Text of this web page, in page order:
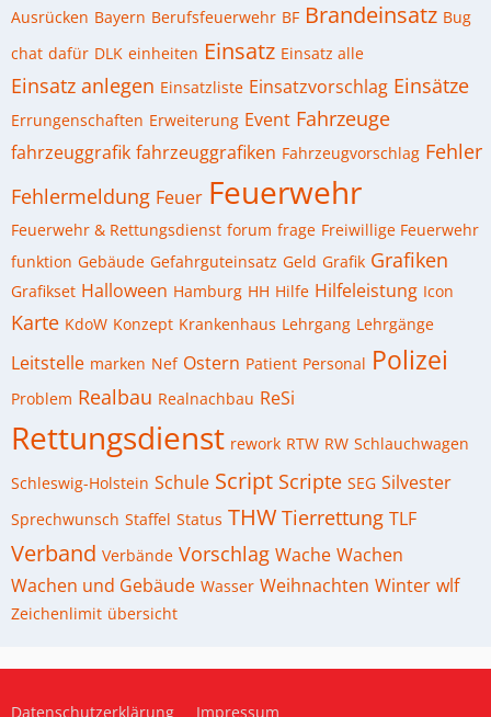
Ausrücken Bayern Berufsfeuerwehr BF Brandeinsatz Bug
chat dafür DLK einheiten Einsatz Einsatz alle
Einsatz anlegen Einsatzliste Einsatzvorschlag Einsätze
Errungenschaften Erweiterung Event Fahrzeuge
fahrzeuggrafik fahrzeuggrafiken Fahrzeugvorschlag Fehler
Fehlermeldung Feuer Feuerwehr
Feuerwehr & Rettungsdienst forum frage Freiwillige Feuerwehr
funktion Gebäude Gefahrguteinsatz Geld Grafik Grafiken
Grafikset Halloween Hamburg HH Hilfe Hilfeleistung Icon
Karte KdoW Konzept Krankenhaus Lehrgang Lehrgänge
Leitstelle marken Nef Ostern Patient Personal Polizei
Problem Realbau Realnachbau ReSi
Rettungsdienst rework RTW RW Schlauchwagen
Schleswig-Holstein Schule Script Scripte SEG Silvester
Sprechwunsch Staffel Status THW Tierrettung TLF
Verband Verbände Vorschlag Wache Wachen
Wachen und Gebäude Wasser Weihnachten Winter wlf
Zeichenlimit übersicht
Datenschutzerklärung Impressum